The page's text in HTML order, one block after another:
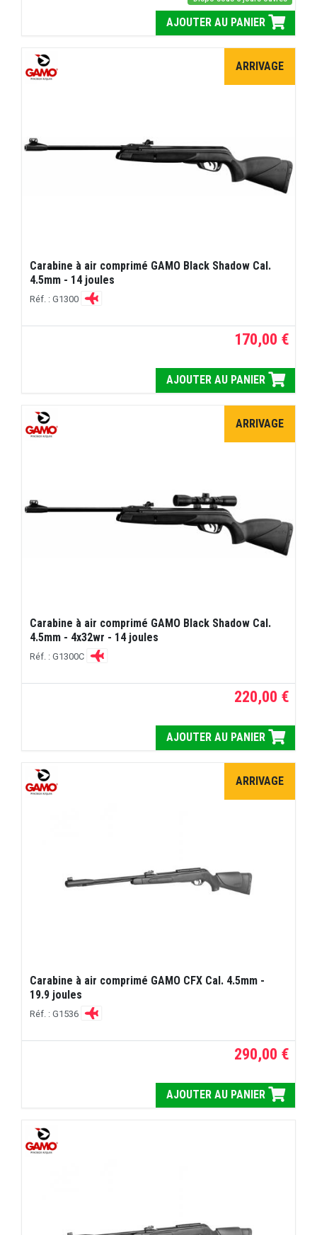
AJOUTER AU PANIER
ARRIVAGE
Carabine à air comprimé GAMO Black Shadow Cal.
4.5mm - 14 joules
Réf. : G1300
170,00 €
AJOUTER AU PANIER
ARRIVAGE
Carabine à air comprimé GAMO Black Shadow Cal.
4.5mm - 4x32wr - 14 joules
Réf. : G1300C
220,00 €
AJOUTER AU PANIER
ARRIVAGE
Carabine à air comprimé GAMO CFX Cal. 4.5mm -
19.9 joules
Réf. : G1536
290,00 €
AJOUTER AU PANIER